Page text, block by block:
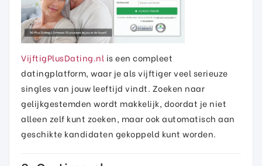
VijftigPlusDating.nl is een compleet
datingplatform, waar je als vijftiger veel serieuze
singles van jouw leeftijd vindt. Zoeken naar
gelijkgestemden wordt makkelijk, doordat je niet
alleen zelf kunt zoeken, maar ook automatisch aan
geschikte kandidaten gekoppeld kunt worden.